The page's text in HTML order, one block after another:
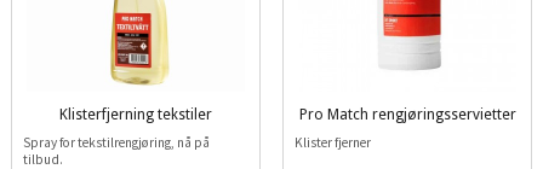
Klisterfjerning tekstiler
inkl.
mva.
Spray for tekstilrengjøring, nå på
tilbud.
Pro Match rengjøringsservietter
inkl.
Klister fjerner